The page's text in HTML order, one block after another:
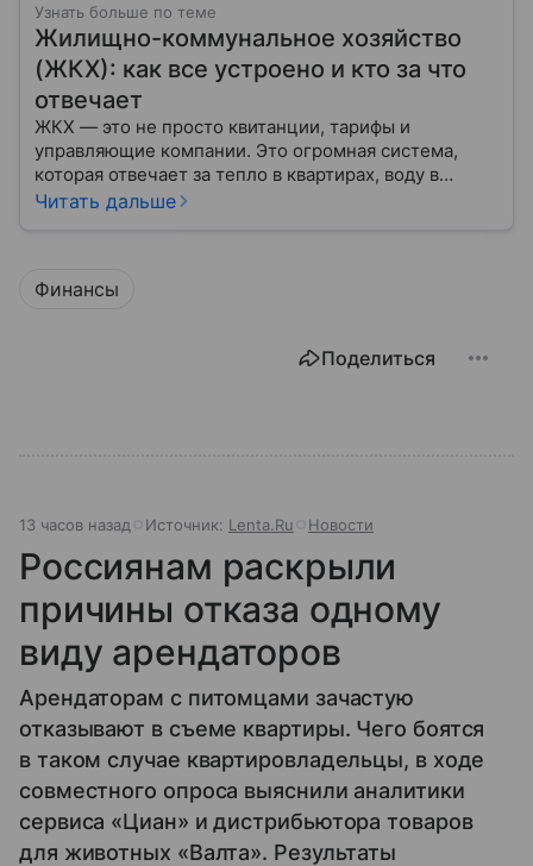
Узнать больше по теме
Жилищно-коммунальное хозяйство
(ЖКХ): как все устроено и кто за что
отвечает
ЖКХ — это не просто квитанции, тарифы и
управляющие компании. Это огромная система,
которая отвечает за тепло в квартирах, воду в
кране, освещение улиц и чистоту во дворах.
Читать дальше
Финансы
Поделиться
13 часов назад Источник: Lenta.Ru Новости
Россиянам раскрыли
причины отказа одному
виду арендаторов
Арендаторам с питомцами зачастую
отказывают в съеме квартиры. Чего боятся
в таком случае квартировладельцы, в ходе
совместного опроса выяснили аналитики
сервиса «Циан» и дистрибьютора товаров
для животных «Валта». Результаты